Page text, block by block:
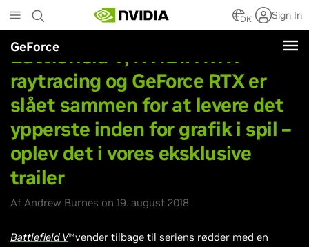
to
main
content
DK Sign In
GeForce
Battlefield V, NVIDIA RTX-
raytracing og GeForce RTX er
slået sammen for at levere det
ypperste inden for grafik i spil –
oplev det i vores eksklusive
trailer
Af Andrew Burnes on 19. august 2018
Battlefield VTM vender tilbage til seriens rødder med en